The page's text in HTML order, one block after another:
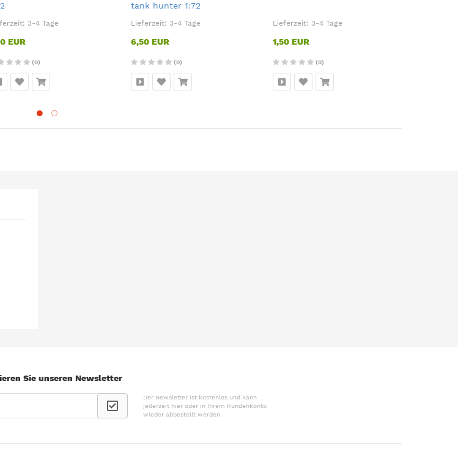
3-4 Tage
EUR
(0)
tank hunter 1:72
Lieferzeit: 3-4 Tage
6,50 EUR
(0)
Lieferzeit: 3-4 Tage
1,50 EUR
(0)
Sie unseren Newsletter
Der Newsletter ist kostenlos und kann
jederzeit hier oder in Ihrem Kundenkonto
wieder abbestellt werden.